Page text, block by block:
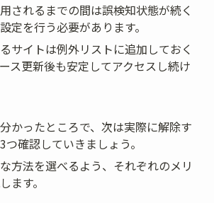
されるまでの間は誤検知状態が続く
定を行う必要があります。
サイトは例外リストに追加しておく
ス更新後も安定してアクセスし続け
かったところで、次は実際に解除す
確認していきましょう。
方法を選べるよう、それぞれのメリ
ます。